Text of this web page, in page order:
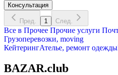
Консультация
Пред. 1 След.
Все в Прочее Прочие услуги
Грузоперевозки, moving
КейтерингАтелье, ремонт одежды
BAZAR.club